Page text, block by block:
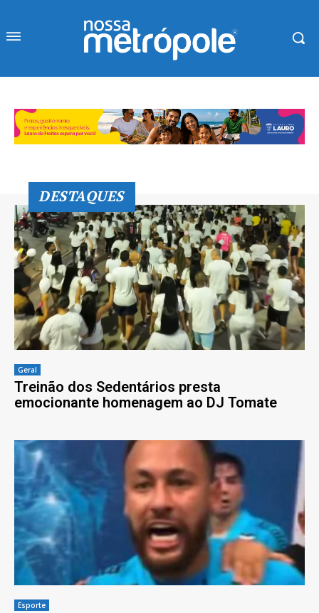
Geral
Treinão dos Sedentários presta
emocionante homenagem ao DJ Tomate
Esporte
DESTAQUES